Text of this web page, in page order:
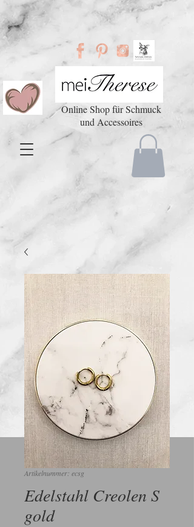
Online Shop für Schmuck
und Accessoires
Artikelnummer: ecsg
Edelstahl Creolen S
gold